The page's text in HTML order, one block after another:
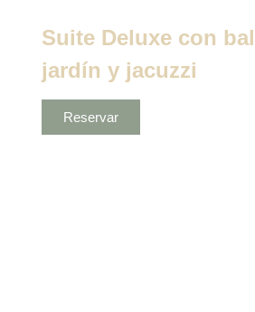
Suite Deluxe con
jardín y jacuzzi
Reservar